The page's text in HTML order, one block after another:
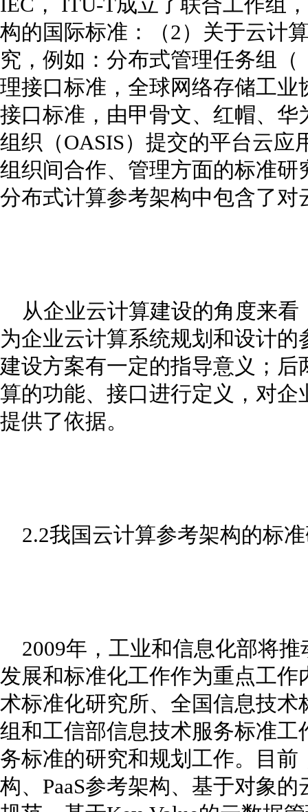
IEC， ITU-T成立了联合工作组
构的国际标准：（2）关于云计
究，例如：分布式管理任务组
理接口标准，全球网络存储工
接口标准，由甲骨文、红帽、
组织（OASIS）提交的平台云
组织间合作、管理方面的标准
分布式计算参考架构中包含了
从企业云计算建设的角度来看
为企业云计算系统规划和设计
建设方案有一定的指导意义；
算的功能、接口进行定义，对
提供了依据。
2.2我国云计算参考架构的标
2009年，工业和信息化部将推
发展和标准化工作作为重点工
术标准化研究所、全国信息技
组和工信部信息技术服务标准
务标准的研究和规划工作。目
构、PaaS参考架构、基于对象